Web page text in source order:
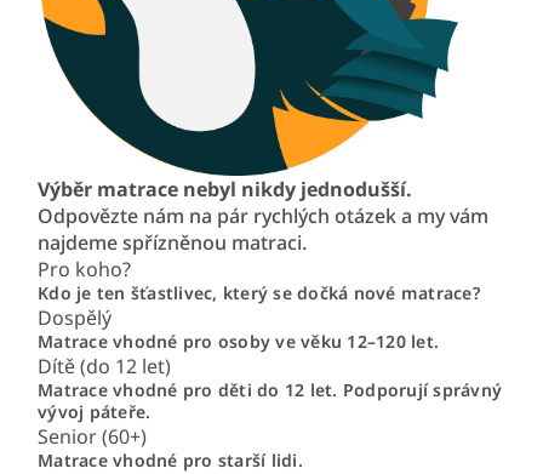
Výběr matrace nebyl nikdy jednodušší.
Odpovězte nám na pár rychlých otázek a my vám
najdeme spřízněnou matraci.
Pro koho?
Kdo je ten šťastlivec, který se dočká nové matrace?
Dospělý
Matrace vhodné pro osoby ve věku 12–120 let.
Dítě (do 12 let)
Matrace vhodné pro děti do 12 let. Podporují správný
vývoj páteře.
Senior (60+)
Matrace vhodné pro starší lidi.